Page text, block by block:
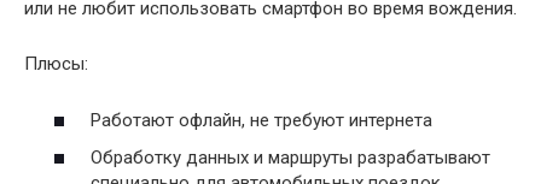
или не любит использовать смартфон во время вождения.
Плюсы:
Работают офлайн, не требуют интернета
Обработку данных и маршруты разрабатывают